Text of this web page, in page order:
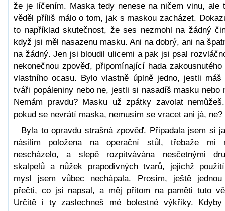
že je líčením. Maska tedy nenese na ničem vinu, ale
věděl příliš málo o tom, jak s maskou zacházet.
to například skutečnost, že ses nezmohl na žádný
když jsi měl nasazenu masku. Ani na dobrý, ani na
na žádný. Jen jsi bloudil ulicemi a pak jsi psal
nekonečnou zpověď, připomínající hada zakousnutého
vlastního ocasu. Bylo vlastně úplně jedno, jestli máš
tváři popáleniny nebo ne, jestli si nasadíš masku nebo
Nemám pravdu? Masku už zpátky zavolat
pokud se nevrátí maska, nemusím se vracet ani já, ne?
Byla to opravdu strašná zpověď. Připadala jsem si
násilím položena na operační stůl, třebaže mi
nescházelo, a slepě rozpitvávána nesčetnými
skalpelů a nůžek prapodivných tvarů, jejichž
mysl jsem vůbec nechápala. Prosím, ještě
přečti, co jsi napsal, a měj přitom na paměti tuto
Určitě i ty zaslechneš mé bolestné výkřiky.